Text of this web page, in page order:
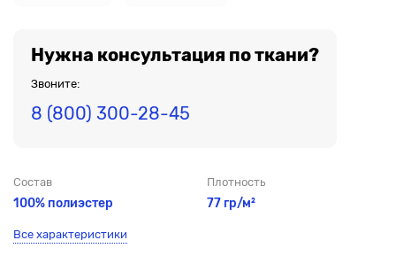
Нужна консультация по ткани?
Звоните:
8 (800) 300-28-45
Состав
100% полиэстер
Плотность
77 гр/м²
Все характеристики